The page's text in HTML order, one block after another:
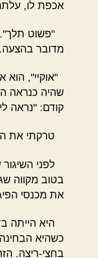
אכפת לו,
"פשוט תלך".
מדובר בהצעה.
"אוקיי", הוא
שהיה כנראה
קודם: "נראה
טרקתי את
לפני
בטוב מקווה
את מכנסי
היא הייתה
כשהיא
בחצי-ריצה.